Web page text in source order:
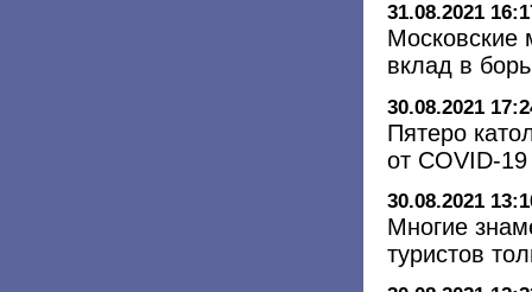
31.08.2021
Московские
вклад в
30.08.2021
Пятеро
от COVID-19
30.08.2021
Многие
туристов